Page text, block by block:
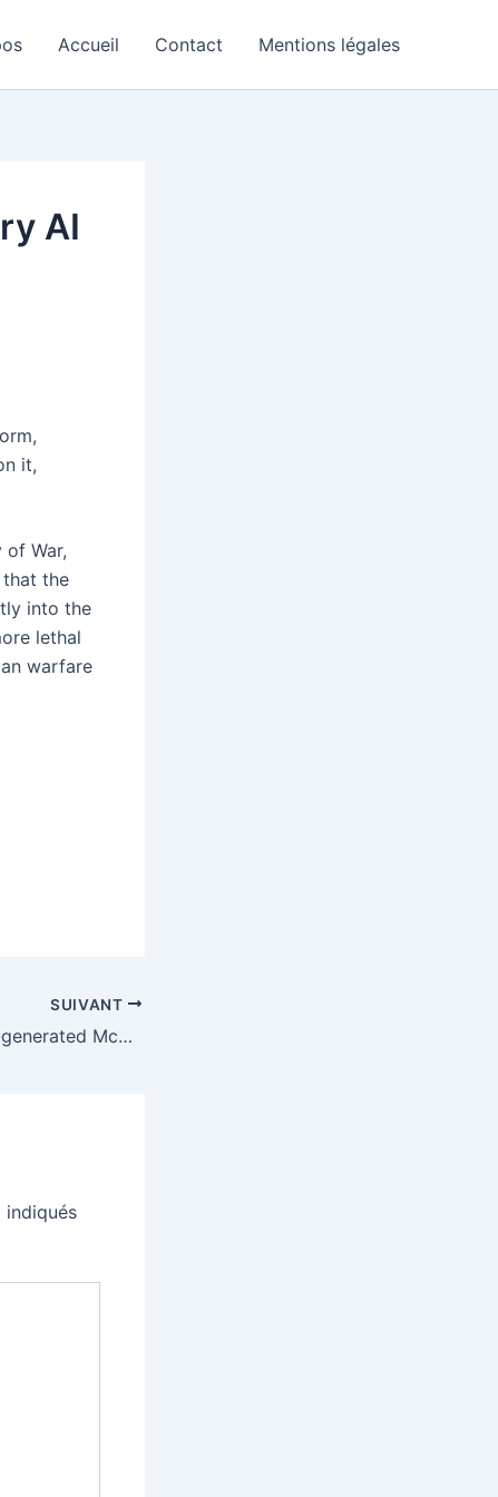
Accueil Contact Mentions légales
AI
it,
War,
the
into the
lethal
warfare
SUIVANT
Somehow, this AI-generated McDonald’s ad about hating Christmas was a flop
indiqués